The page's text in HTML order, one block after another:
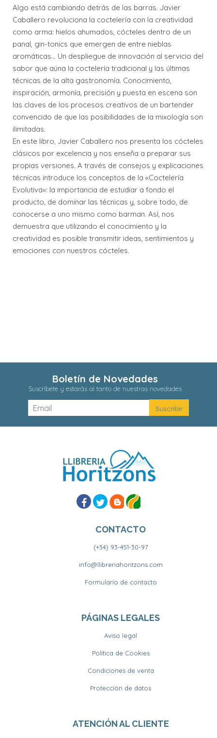
Algo está cambiando detrás de las barras. Javier
Caballero revoluciona la coctelería con la creatividad
como arma: hielos ahumados, cócteles dentro de un
panal, gin-tonics que emergen de entre nieblas
aromáticas... Un despliegue de innovación al servicio del
sabor que aúna la coctelería tradicional y las últimas
técnicas de la alta gastronomía. Conocimiento,
inspiración, armonía, precisión y puesta en escena son
las claves de los procesos creativos de un bartender
convencido de que las posibilidades de la mixología son
ilimitadas.
En este libro, Javier Caballero nos presenta los cócteles
clásicos por excelencia y nos enseña a preparar sus
propias versiones. A través de consejos y explicaciones
técnicas introduce los conceptos de la «Coctelería
Evolutiva»: la importancia de estudiar a fondo el
producto, de dominar las técnicas y, sobre todo, de
conocerse a uno mismo como barman. Así, nos
demuestra que utilizando el conocimiento y la
creatividad es posible transmitir ideas, sentimientos y
emociones con nuestros cócteles.
Boletín de Novedades
Suscríbete y estarás al tanto de nuestras novedades
CONTACTO
(+34) 93-451-30-97
info@llibreriahoritzons.com
Formulario de contacto
PÁGINAS LEGALES
Aviso legal
Política de Cookies
Condiciones de venta
Protección de datos
ATENCIÓN AL CLIENTE